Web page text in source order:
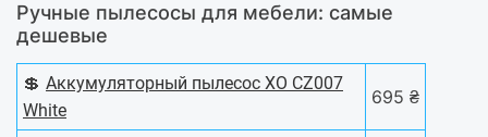
Ручные пылесосы для мебели: самые
дешевые
💲 Аккумуляторный пылесос XO CZ007
White
695 ₴